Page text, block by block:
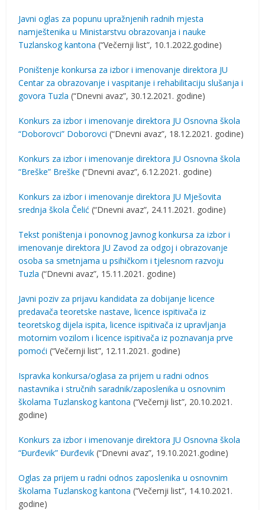
Javni oglas za popunu upražnjenih radnih mjesta
namještenika u Ministarstvu obrazovanja i nauke
Tuzlanskog kantona (“Večernji list”, 10.1.2022.godine)
Poništenje konkursa za izbor i imenovanje direktora JU
Centar za obrazovanje i vaspitanje i rehabilitaciju slušanja i
govora Tuzla (“Dnevni avaz”, 30.12.2021. godine)
Konkurs za izbor i imenovanje direktora JU Osnovna škola
“Doborovci” Doborovci (“Dnevni avaz”, 18.12.2021. godine)
Konkurs za izbor i imenovanje direktora JU Osnovna škola
“Breške” Breške (“Dnevni avaz”, 6.12.2021. godine)
Konkurs za izbor i imenovanje direktora JU Mješovita
srednja škola Čelić (“Dnevni avaz”, 24.11.2021. godine)
Tekst poništenja i ponovnog Javnog konkursa za izbor i
imenovanje direktora JU Zavod za odgoj i obrazovanje
osoba sa smetnjama u psihičkom i tjelesnom razvoju
Tuzla (“Dnevni avaz”, 15.11.2021. godine)
Javni poziv za prijavu kandidata za dobijanje licence
predavača teoretske nastave, licence ispitivača iz
teoretskog dijela ispita, licence ispitivača iz upravljanja
motornim vozilom i licence ispitivača iz poznavanja prve
pomoći (“Večernji list”, 12.11.2021. godine)
Ispravka konkursa/oglasa za prijem u radni odnos
nastavnika i stručnih saradnik/zaposlenika u osnovnim
školama Tuzlanskog kantona (“Večernji list”, 20.10.2021.
godine)
Konkurs za izbor i imenovanje direktora JU Osnovna škola
“Đurđevik” Đurđevik (“Dnevni avaz”, 19.10.2021.godine)
Oglas za prijem u radni odnos zaposlenika u osnovnim
školama Tuzlanskog kantona (“Večernji list”, 14.10.2021.
godine)